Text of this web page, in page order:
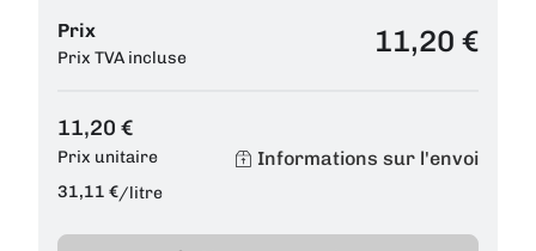
Prix
Prix TVA incluse 11,20 €
11,20 €
Prix unitaire
31,11 €/litre
Informations sur l'envoi